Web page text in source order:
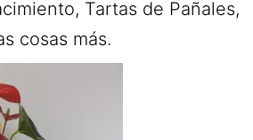
Tartas de Pañales,
cosas más.